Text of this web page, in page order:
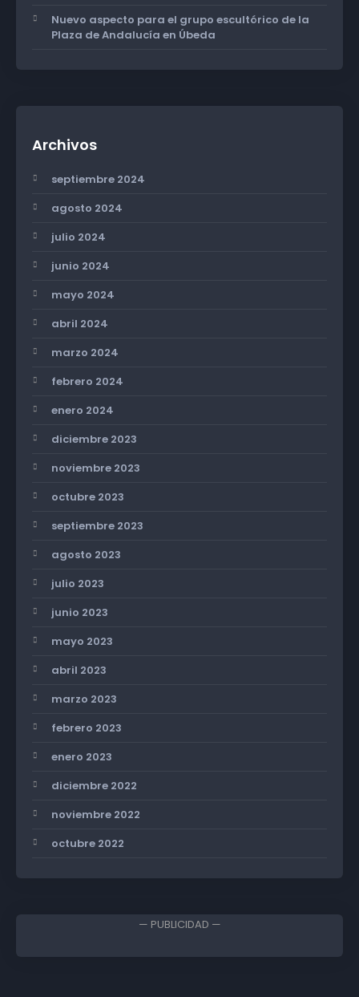
Nuevo aspecto para el grupo escultórico de la
Plaza de Andalucía en Úbeda
Archivos
septiembre 2024
agosto 2024
julio 2024
junio 2024
mayo 2024
abril 2024
marzo 2024
febrero 2024
enero 2024
diciembre 2023
noviembre 2023
octubre 2023
septiembre 2023
agosto 2023
julio 2023
junio 2023
mayo 2023
abril 2023
marzo 2023
febrero 2023
enero 2023
diciembre 2022
noviembre 2022
octubre 2022
— PUBLICIDAD —